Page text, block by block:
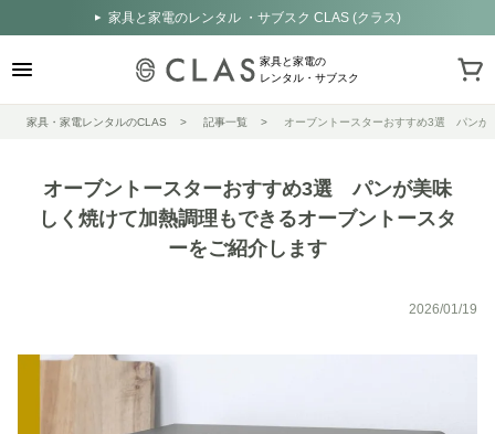
家具と家電のレンタル ・サブスク CLAS (クラス)
家具と家電の
レンタル・サブスク
家具・家電レンタルのCLAS 記事一覧 オーブントースターおすすめ3選 パンが
オーブントースターおすすめ3選 パンが美味
しく焼けて加熱調理もできるオーブントースタ
ーをご紹介します
2026/01/19